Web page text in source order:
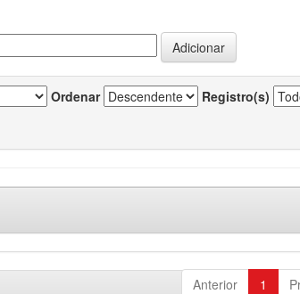
Ordenar Registro(s)
Anterior 1